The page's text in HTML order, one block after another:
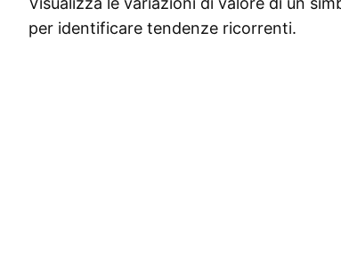
per identificare tendenze ricorrenti.